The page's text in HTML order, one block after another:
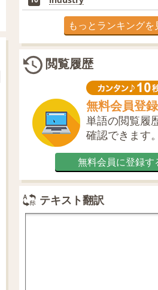
もっとランキングを
閲覧履歴
無料会員登録
単語の閲覧履
確認できます。
無料会員に登録す
テキスト翻訳